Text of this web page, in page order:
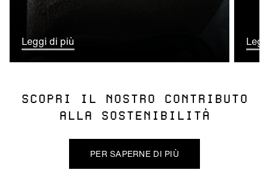
Leggi di più
SCOPRI IL NOSTRO CONTRIBUTO
ALLA SOSTENIBILITÀ
PER SAPERNE DI PIÙ